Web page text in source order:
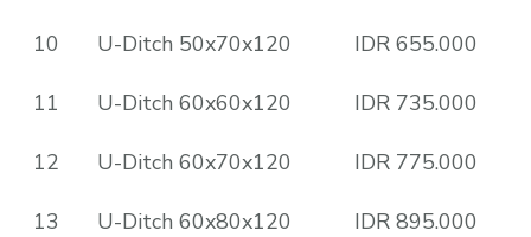
10 U-Ditch 50x70x120 IDR 655.000
11 U-Ditch 60x60x120 IDR 735.000
12 U-Ditch 60x70x120 IDR 775.000
13 U-Ditch 60x80x120 IDR 895.000